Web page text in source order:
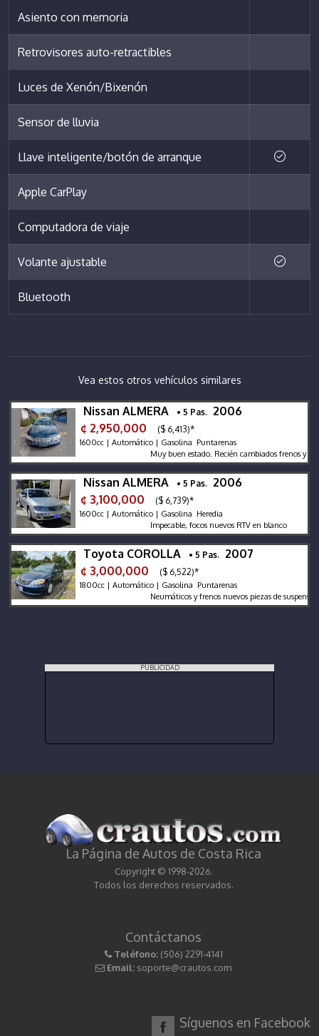
Asiento con memoria
Retrovisores auto-retractibles
Luces de Xenón/Bixenón
Sensor de lluvia
Llave inteligente/botón de arranque
Apple CarPlay
Computadora de viaje
Volante ajustable
Bluetooth
Vea estos otros vehículos similares
Nissan ALMERA • 5 Pas. 2006
¢ 2,950,000
($ 6,413)*
1600cc | Automático | Gasolina Puntarenas
Muy buen estado. Recién cambiados frenos y
Nissan ALMERA • 5 Pas. 2006
¢ 3,100,000
($ 6,739)*
1600cc | Automático | Gasolina Heredia
Impecable, focos nuevos RTV en blanco
Toyota COROLLA • 5 Pas. 2007
¢ 3,000,000
($ 6,522)*
1800cc | Automático | Gasolina Puntarenas
Neumáticos y frenos nuevos piezas de
PUBLICIDAD
La Página de Autos de Costa Rica
Copyright © 1998-2026.
Todos los derechos reservados.
Contáctanos
Teléfono: (506) 2291-4141
Email: soporte@crautos.com
Síguenos en Facebook